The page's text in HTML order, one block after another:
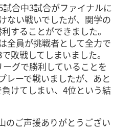
合中3試合がファイナルに
ない戦いでしたが、関学の
することができました。
全員が挑戦者として全力で
敗戦してしまいました。
グで勝利していることを
レーで戦いましたが、あと
けてしまい、4位という結
のご声援ありがとうござい